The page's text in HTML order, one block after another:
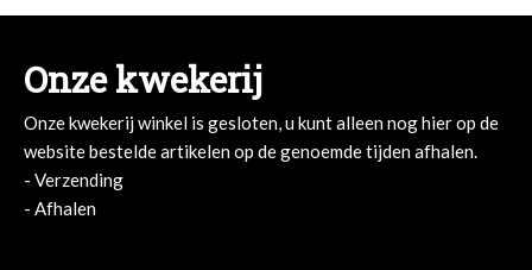
Onze kwekerij
Onze kwekerij winkel is gesloten, u kunt alleen nog hier op de
website bestelde artikelen op de genoemde tijden afhalen.
- Verzending
- Afhalen